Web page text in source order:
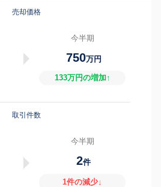
売却価格
今半期
750万円
133万円の増加↑
取引件数
今半期
2件
1件の減少↓